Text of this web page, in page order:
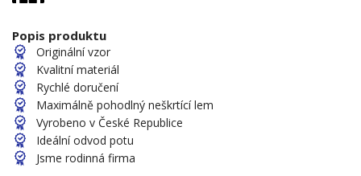
Popis produktu
Originální vzor
Kvalitní materiál
Rychlé doručení
Maximálně pohodlný neškrtící lem
Vyrobeno v České Republice
Ideální odvod potu
Jsme rodinná firma